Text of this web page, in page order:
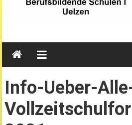
Info-Ueber-